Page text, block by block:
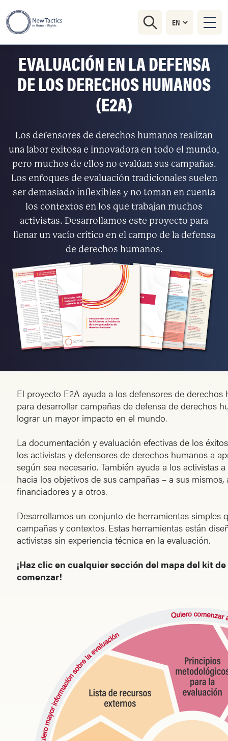
EVALUACIÓN EN LA DEFENSA
DE LOS DERECHOS HUMANOS
(E2A)
Los defensores de derechos humanos realizan
una labor exitosa e innovadora en todo el mundo,
pero muchos de ellos no evalúan sus campañas.
Los enfoques de evaluación tradicionales suelen
ser demasiado inflexibles y no toman en cuenta
los contextos en los que trabajan muchos
activistas. Desarrollamos este proyecto para
llenar un vacío crítico en el campo de la defensa
de derechos humanos.
El proyecto E2A ayuda a los defensores de
para desarrollar campañas de defensa de derechos
lograr un mayor impacto en el mundo.
La documentación y evaluación efectivas de los
los activistas y defensores de derechos humanos a
según sea necesario. También ayuda a los activistas
hacia los objetivos de sus campañas – a sus
financiadores y a otros.
Desarrollamos un conjunto de herramientas simples
campañas y contextos. Estas herramientas están
activistas sin experiencia técnica en la evaluación.
¡Haz clic en cualquier sección del mapa del kit
comenzar!